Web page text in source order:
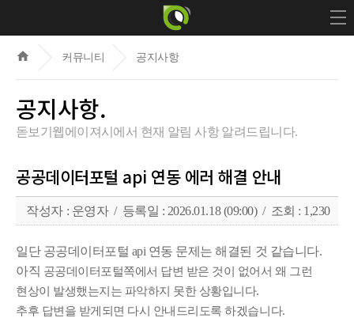
home 커뮤니티 공지사항
공지사항.
돋보기웹에이져시에서 현재 알림 사항 알려드립니다.
공공데이터포털 api 연동 에러 해결 안내
작성자 : 운영자 / 등록일 : 2026.01.18 (09:00) / 조회 : 1,230
일단 공공데이터포털 api 연동 문제는 해결된 것 같습니다.
아직 공공데이터포털쪽에서 답변 받은 것이 없어서 왜 그런
현상이 발생했는지는 파악하지 못한 상황입니다.
추후 답변을 받게되면 다시 안내드리도록 하겠습니다.